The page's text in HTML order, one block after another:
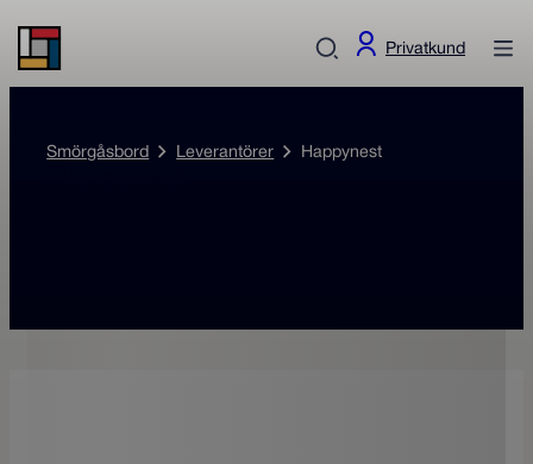
Privatkund
Smörgåsbord Leverantörer Happynest